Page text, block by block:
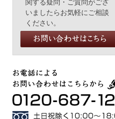
関する疑問・ご質問がござ
いましたらお気軽にご相談
ください。